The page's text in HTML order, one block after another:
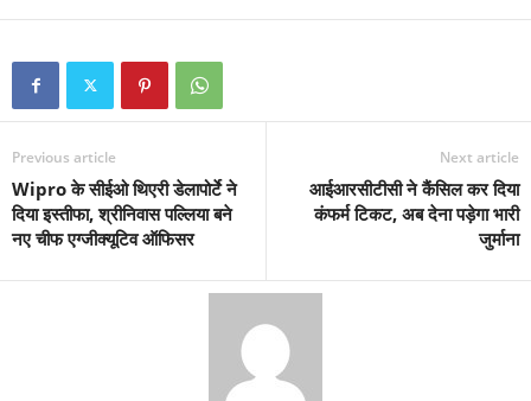
Previous article
Wipro के सीईओ थिएरी डेलापोर्टे ने
दिया इस्तीफा, श्रीनिवास पल्लिया बने
नए चीफ एग्जीक्यूटिव ऑफिसर
Next article
आईआरसीटीसी ने कैंसिल कर दिया
कंफर्म टिकट, अब देना पड़ेगा भारी
जुर्माना